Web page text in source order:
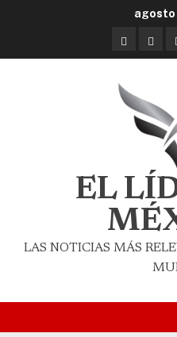
agosto
EL
LAS NOTICIAS MÁS